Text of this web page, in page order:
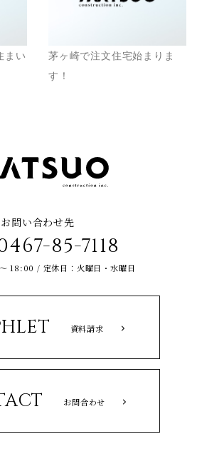
まい
茅ヶ崎で注文住宅始まりま
す！
お問い合わせ先
85-7118
18:00 / 定休日：火曜日・水曜日
資料請求
お問合わせ